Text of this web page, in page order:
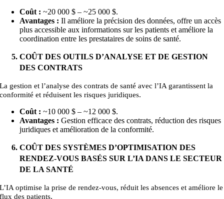
Coût : ~20 000 $ – ~25000 $.
Avantages :Il améliore la précision des données, offre un accès
plus accessible aux informations sur les patients et améliore la
coordination entre les prestataires de soins de santé.
COÛT DES OUTILS D’ANALYSE ET DE GESTION
DES CONTRATS
La gestion et l’analyse des contrats de santé avec l’IA garantissent la
conformité et réduisent les risques juridiques.
Coût : ~10 000 $ – ~12000 $.
Avantages :Gestion efficace des contrats, réduction des risques
juridiques et amélioration de la conformité.
COÛT DES SYSTÈMES D’OPTIMISATION DES
RENDEZ-VOUS BASÉS SUR L’IA DANS LE SECTEUR
DE LA SANTÉ
L’IA optimise la prise de rendez-vous, réduit les absences et améliore le
flux des patients.